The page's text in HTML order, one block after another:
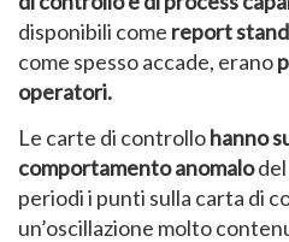
disponibili come report
come spesso accade, erano
operatori.
Le carte di controllohanno
comportamento anomalodel
periodi i punti sulla carta di
un’oscillazione molto